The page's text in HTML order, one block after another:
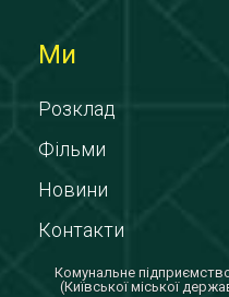
Ми
Розклад
Фільми
Новини
Контакти
Комунальне
(Київської міської